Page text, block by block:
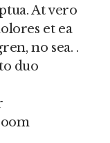
At vero
et ea
no sea. .
duo